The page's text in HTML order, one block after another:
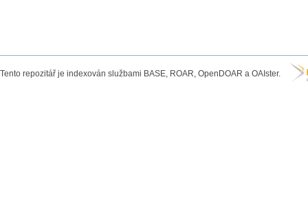
Tento repozitář je indexován službami BASE, ROAR, OpenDOAR a OAIster.